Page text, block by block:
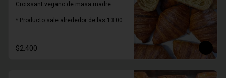
Croissant vegano de masa madre.
* Producto sale alrededor de las 13:00 -
$2.400